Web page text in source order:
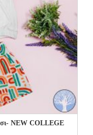
NEW COLLEGE